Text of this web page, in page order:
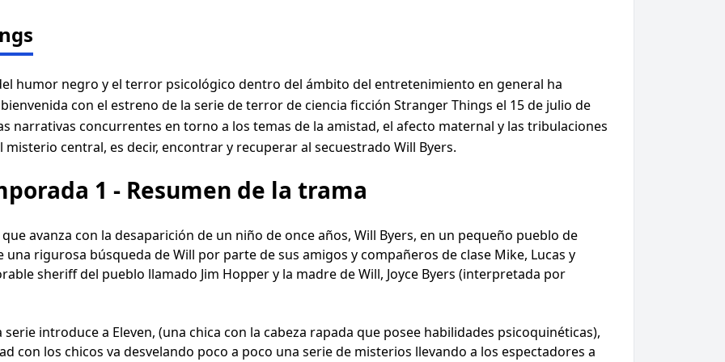
humor negro y el terror psicológico dentro del ámbito del entretenimiento en general ha
con el estreno de la serie de terror de ciencia ficción Stranger Things el 15 de julio de
narrativas concurrentes en torno a los temas de la amistad, el afecto maternal y las tribulaciones
central, es decir, encontrar y recuperar al secuestrado Will Byers.
1 - Resumen de la trama
avanza con la desaparición de un niño de once años, Will Byers, en un pequeño pueblo de
rigurosa búsqueda de Will por parte de sus amigos y compañeros de clase Mike, Lucas y
sheriff del pueblo llamado Jim Hopper y la madre de Will, Joyce Byers (interpretada por
introduce a Eleven, (una chica con la cabeza rapada que posee habilidades psicoquinéticas),
con los chicos va desvelando poco a poco una serie de misterios llevando a los espectadores a